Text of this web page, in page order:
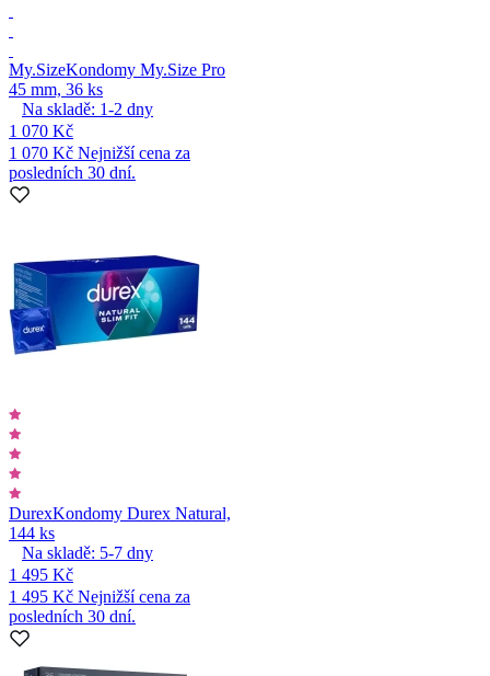
My.SizeKondomy My.Size Pro
45 mm, 36 ks
Na skladě: 1-2 dny
1 070 Kč
1 070 Kč Nejnižší cena za
posledních 30 dní.
DurexKondomy Durex Natural,
144 ks
Na skladě: 5-7 dny
1 495 Kč
1 495 Kč Nejnižší cena za
posledních 30 dní.